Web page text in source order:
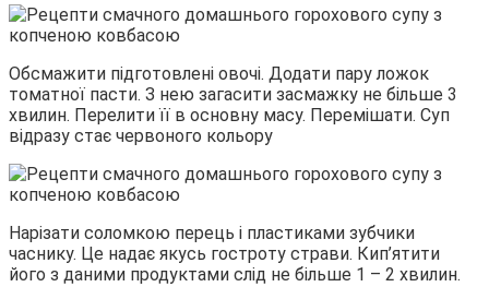
Обсмажити підготовлені овочі. Додати пару ложок
томатної пасти. З нею загасити засмажку не більше 3
хвилин. Перелити її в основну масу. Перемішати. Суп
відразу стає червоного кольору
Нарізати соломкою перець і пластиками зубчики
часнику. Це надає якусь гостроту страви. Кип’ятити
його з даними продуктами слід не більше 1 – 2 хвилин.